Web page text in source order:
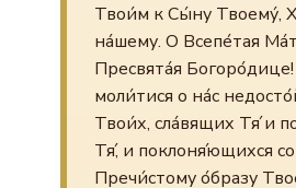
Твои́м к Сы́ну Твоему́,
на́шему. О Всепе́тая
Пресвята́я
моли́тися о на́с
Твои́х, сла́вящих Тя́ и
Тя́, и поклоня́ющихся
Пречи́стому о́бразу